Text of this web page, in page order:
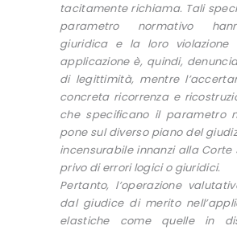
tacitamente richiama. Tali
parametro normativo
giuridica e la loro violazione
applicazione è, quindi,
di legittimità, mentre
concreta ricorrenza e
che specificano il parametro
pone sul diverso piano del
incensurabile innanzi alla Corte
privo di errori logici o giuridici.
Pertanto, l’operazione
dal giudice di merito
elastiche come quelle in